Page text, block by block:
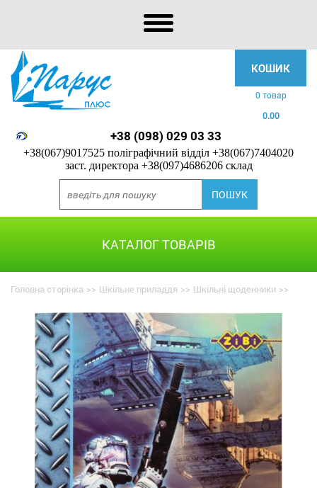
КОШИК
0 товар
0.00
+38 (098) 029 03 33
+38(067)9017525 поліграфічний відділ +38(067)7404020
заст. директора +38(097)4686206 склад
КАТАЛОГ ТОВАРІВ
Головна сторінка >> Шкільне приладдя >> Шкільні щоденники >>